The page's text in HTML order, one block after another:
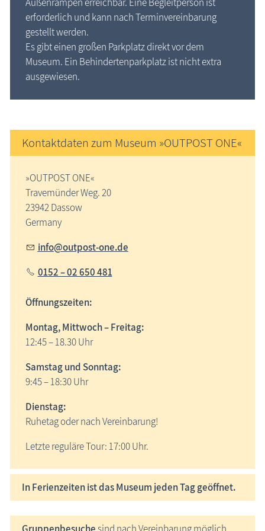
Blog
erforderlich und kann nach Terminvereinbarung
gestellt werden.
Es gibt einen großen Parkplatz direkt vor dem
Museum. Ein Behindertenparkplatz ist nicht extra
ausgewiesen.
Kontaktdaten zum Museum »OUTPOST ONE«
»OUTPOST ONE«
Travemünder Weg. 20
23942 Dassow
Germany
nf
tp st- n d
0152 – 02 650 481
Öffnungszeiten:
Montag, Mittwoch – Freitag:
12:45 – 18.30 Uhr
Samstag und Sonntag:
9:45 – 18:30 Uhr
Dienstag:
Ruhetag oder nach Vereinbarung!
Letzte reguläre Tour: 17:00 Uhr.
In Ferienzeiten ist das Museum jeden Tag geöffnet.